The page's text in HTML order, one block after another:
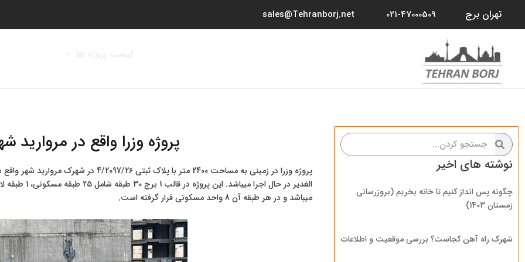
محتوا
تهران برج 021-47000509
sales@Tehranborj.net
جستجو
کردن
جستجو
کردن
نوشته های اخیر
چگونه پس انداز کنیم تا خانه بخریم (بروزرسانی
زمستان 1403)
شهرک راه آهن کجاست؟ بررسی موقعیت و اطلاعات
پروژه وزرا واقع در مروارید شهر
میباشد و در هر طبقه آن 8 واحد مسکونی قرار گرفته است.